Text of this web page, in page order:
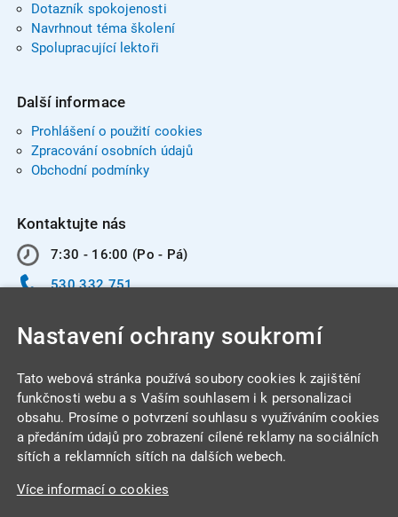
Dotazník spokojenosti
Navrhnout téma školení
Spolupracující lektoři
Další informace
Prohlášení o použití cookies
Zpracování osobních údajů
Obchodní podmínky
Kontaktujte nás
7:30 - 16:00 (Po - Pá)
530 332 751
INTEGRA CENTRUM s.r.o.
Jabloňová 662/7
Nastavení ochrany soukromí
Tato webová stránka používá soubory cookies k zajištění
funkčnosti webu a s Vaším souhlasem i k personalizaci
obsahu. Prosíme o potvrzení souhlasu s využíváním cookies
a předáním údajů pro zobrazení cílené reklamy na sociálních
sítích a reklamních sítích na dalších webech.
Více informací o cookies